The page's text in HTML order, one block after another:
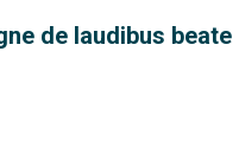
de laudibus